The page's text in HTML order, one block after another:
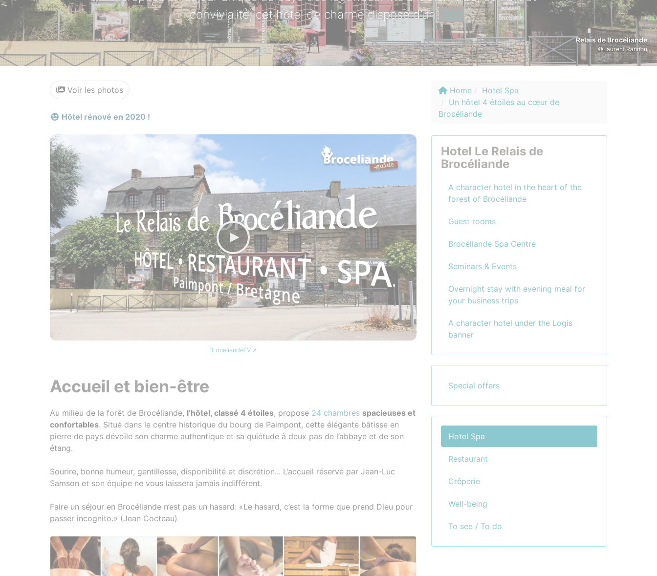
Relais de Brocéliande
©Laurent Rannou
convivialité, cet hôtel de charme dispose d’un Spa .
Voir les photos
Hôtel rénové en 2020 !
BroceliandeTV
Accueil et bien-être
Au milieu de la forêt de Brocéliande, l’hôtel, classé 4 étoiles, propose 24 chambres spacieuses et
confortables. Situé dans le centre historique du bourg de Paimpont, cette élégante bâtisse en
pierre de pays dévoile son charme authentique et sa quiétude à deux pas de l’abbaye et de son
étang.
Sourire, bonne humeur, gentillesse, disponibilité et discrétion... L’accueil réservé par Jean-Luc
Samson et son équipe ne vous laissera jamais indifférent.
Faire un séjour en Brocéliande n’est pas un hasard: «Le hasard, c’est la forme que prend Dieu pour
passer incognito.» (Jean Cocteau)
Home
Hotel Spa
Un hôtel 4 étoiles au cœur de
Brocéliande
Hotel Le Relais de
Brocéliande
A character hotel in the heart of the
forest of Brocéliande
Guest rooms
Brocéliande Spa Centre
Seminars & Events
Overnight stay with evening meal for
your business trips
A character hotel under the Logis
banner
Special offers
Hotel Spa
Restaurant
Crêperie
Well-being
To see / To do